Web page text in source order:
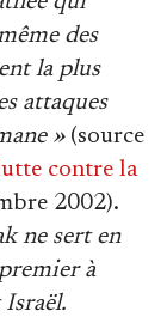
des
la plus
attaques
»(source
contre la
2002).
ne sert en
à